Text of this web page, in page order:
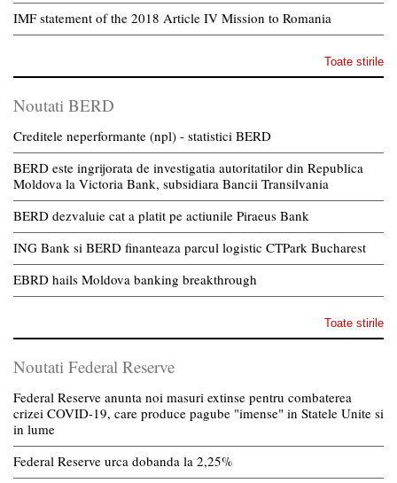
IMF statement of the 2018 Article IV Mission to Romania
Toate stirile
Noutati BERD
Creditele neperformante (npl) - statistici BERD
BERD este ingrijorata de investigatia autoritatilor din Republica
Moldova la Victoria Bank, subsidiara Bancii Transilvania
BERD dezvaluie cat a platit pe actiunile Piraeus Bank
ING Bank si BERD finanteaza parcul logistic CTPark Bucharest
EBRD hails Moldova banking breakthrough
Toate stirile
Noutati Federal Reserve
Federal Reserve anunta noi masuri extinse pentru combaterea
crizei COVID-19, care produce pagube "imense" in Statele Unite si
in lume
Federal Reserve urca dobanda la 2,25%